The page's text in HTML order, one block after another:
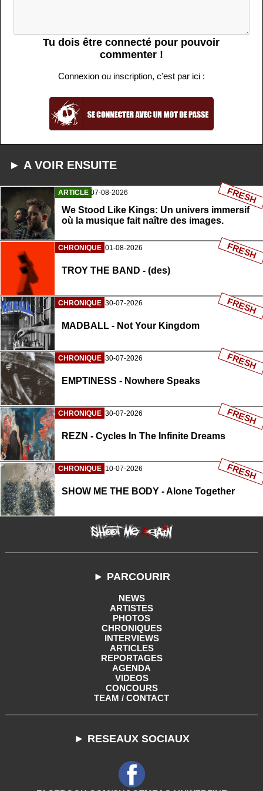
Tu dois être connecté pour pouvoir
commenter !
Connexion ou inscription, c'est par ici :
► A VOIR ENSUITE
ARTICLE 07-08-2026
We Stood Like Kings: Un univers immersif
où la musique fait naître des images.
FRESH
CHRONIQUE 01-08-2026
TROY THE BAND - (des)
FRESH
CHRONIQUE 30-07-2026
MADBALL - Not Your Kingdom
FRESH
CHRONIQUE 30-07-2026
EMPTINESS - Nowhere Speaks
FRESH
CHRONIQUE 30-07-2026
REZN - Cycles In The Infinite Dreams
FRESH
CHRONIQUE 10-07-2026
SHOW ME THE BODY - Alone Together
FRESH
► PARCOURIR
NEWS
ARTISTES
PHOTOS
CHRONIQUES
INTERVIEWS
ARTICLES
REPORTAGES
AGENDA
VIDEOS
CONCOURS
TEAM / CONTACT
► RESEAUX SOCIAUX